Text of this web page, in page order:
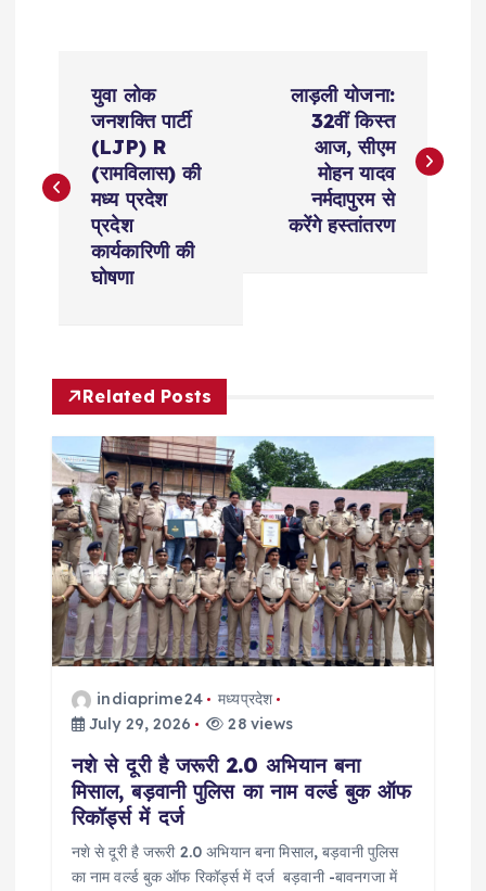
s
v
g
a
t
युवा लोक
जनशक्ति पार्टी
(LJP) R
(रामविलास) की
मध्य प्रदेश
प्रदेश
कार्यकारिणी की
घोषणा
लाड़ली योजना:
32वीं किस्त
आज, सीएम
मोहन यादव
नर्मदापुरम से
करेंगे हस्तांतरण
Related Posts
indiaprime24
मध्यप्रदेश
July 29, 2026
28 views
नशे से दूरी है जरूरी 2.0 अभियान बना
मिसाल, बड़वानी पुलिस का नाम वर्ल्ड बुक ऑफ
रिकॉर्ड्स में दर्ज
नशे से दूरी है जरूरी 2.0 अभियान बना मिसाल, बड़वानी पुलिस
का नाम वर्ल्ड बुक ऑफ रिकॉर्ड्स में दर्ज बड़वानी -बावनगजा में